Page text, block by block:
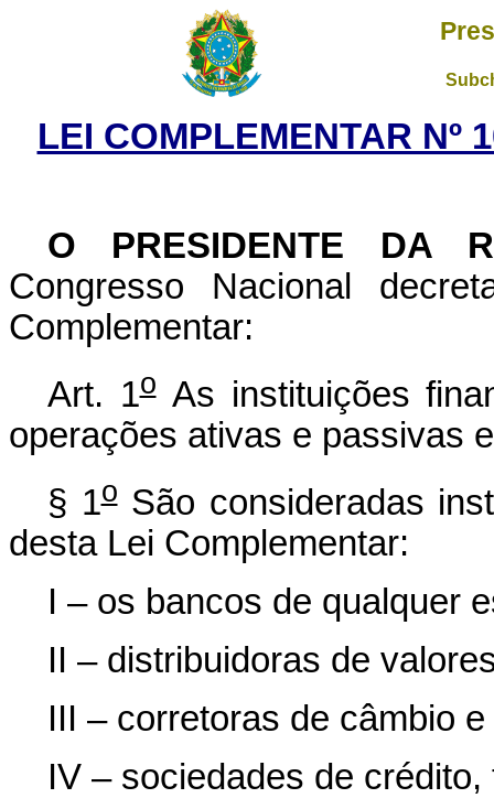
LEI COMPLEMENTAR Nº
O PRESIDENTE DA
Congresso Nacional
Complementar:
Art. 1o As instituições
operações ativas e passivas
§ 1oSão consideradas
desta Lei Complementar:
I – os bancos de qualquer
II – distribuidoras de
III – corretoras de câmbio
IV – sociedades de